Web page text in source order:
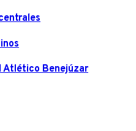
Atlético Benejúzar